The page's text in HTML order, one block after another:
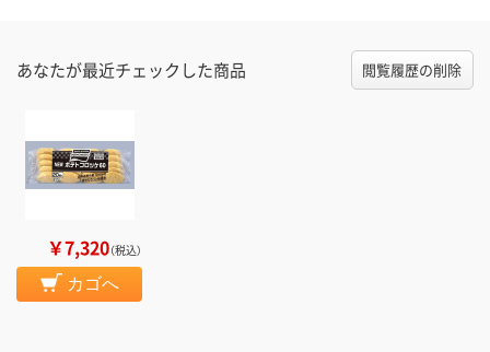
あなたが最近チェックした商品 閲覧履歴の削除
￥7,320（税込）
カゴへ